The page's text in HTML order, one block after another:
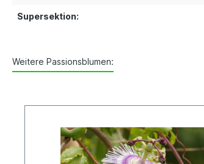
Supersektion:
Weitere Passionsblumen: